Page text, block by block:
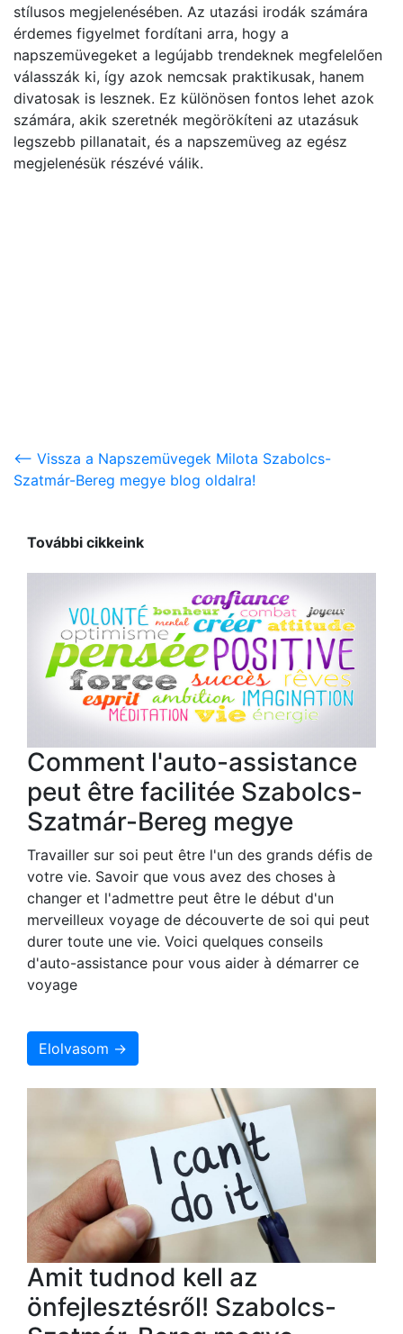
stílusos megjelenésében. Az utazási irodák számára
érdemes figyelmet fordítani arra, hogy a
napszemüvegeket a legújabb trendeknek megfelelően
válasszák ki, így azok nemcsak praktikusak, hanem
divatosak is lesznek. Ez különösen fontos lehet azok
számára, akik szeretnék megörökíteni az utazásuk
legszebb pillanatait, és a napszemüveg az egész
megjelenésük részévé válik.
<-- Vissza a Napszemüvegek Milota Szabolcs-
Szatmár-Bereg megye blog oldalra!
További cikkeink
Comment l'auto-assistance
peut être facilitée Szabolcs-
Szatmár-Bereg megye
Travailler sur soi peut être l'un des grands défis de
votre vie. Savoir que vous avez des choses à
changer et l'admettre peut être le début d'un
merveilleux voyage de découverte de soi qui peut
durer toute une vie. Voici quelques conseils
d'auto-assistance pour vous aider à démarrer ce
voyage
Elolvasom →
Amit tudnod kell az
önfejlesztésről! Szabolcs-